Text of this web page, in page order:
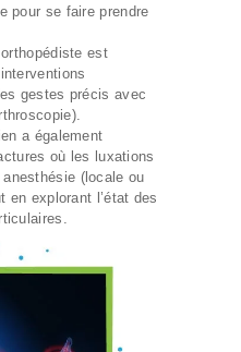
pour se faire prendre
est
gestes précis avec
a également
où les luxations
(locale ou
en explorant l’état des